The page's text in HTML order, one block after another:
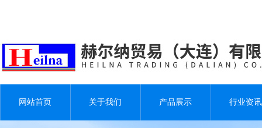
网站首页 关于我们 产品展示 行业资讯